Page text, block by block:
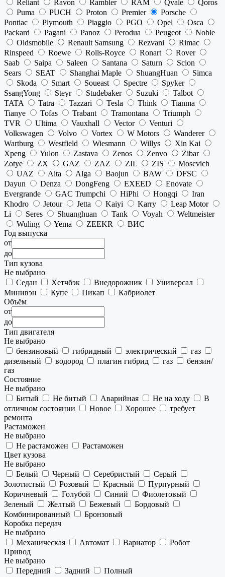
Reliant
Ravon Rambler RAM Qvale
Qoros
Puma
PUCH Proton Premier
Porsche
Pontiac
Plymouth Piaggio PGO Opel
Osca
Packard
Pagani Panoz Perodua Peugeot
Noble
Oldsmobile
Renault Samsung Rezvani
Rimac
Rinspeed
Roewe Rolls-Royce Ronart
Rover
Saab
Saipa Saleen Santana Saturn
Scion
Sears
SEAT Shanghai Maple ShuangHuan
Simca
Skoda
Smart Soueast Spectre
Spyker
SsangYong
Steyr Studebaker Suzuki
Talbot
TATA
Tatra Tazzari Tesla Think
Tianma
Tianye
Tofas Trabant Tramontana
Triumph
TVR
Ultima Vauxhall Vector
Venturi
Volkswagen
Volvo Vortex W Motors
Wanderer
Wartburg
Westfield Wiesmann Willys
Xin Kai
Xpeng
Yulon Zastava Zenos Zenvo
Zibar
Zotye
ZX GAZ ZAZ ZIL ZIS
Moscvich
UAZ
Aita Alga Baojun BAW
DFSC
Dayun
Denza DongFeng EXEED
Enovate
Evergrande
GAC Trumpchi HiPhi Hongqi
Iran
Khodro
Jetour Jetta Kaiyi Karry
Leap Motor
Li
Seres Shuanghuan Tank Voyah
Weltmeister
Wuling
Yema ZEEKR
ВИС
Год выпуска
от
до
Тип кузова
Не выбрано
Седан
Хетчбэк Внедорожник
Универсал
Минивэн
Купе Пикап
Кабриолет
Объём
от
до
Тип двигателя
Не выбрано
бензиновый
гибридный электрический
газ
дизельный
водород плагин гибрид газ
бензин/
газ
Состояние
Не выбрано
Битый
Не битый Аварийная Не на ходу
В
отличном состоянии
Новое Хорошее
требует
ремонта
Растаможен
Не выбрано
Не растаможен
Растаможен
Цвет кузова
Не выбрано
Белый
Черный Серебристый
Серый
Золотистый
Розовый Красный
Пурпурный
Коричневый
Голубой Синий
Фиолетовый
Зеленый
Желтый Бежевый
Бордовый
Комбинированный
Бронзовый
Коробка передач
Не выбрано
Механическая
Автомат Вариатор
Робот
Привод
Не выбрано
Передний
Задний
Полный